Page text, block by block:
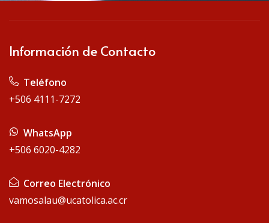
Información de Contacto
Teléfono
+506 4111-7272
WhatsApp
+506 6020-4282
Correo Electrónico
vamosalau@ucatolica.ac.cr